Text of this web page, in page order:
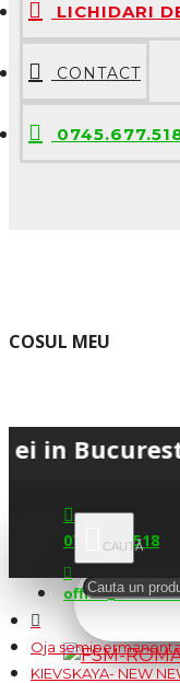
LICHIDARI
CONTACT
COSUL MEU
si
0745.677.518
office@fsm-
Oja
KIEVSKAYA- NEW